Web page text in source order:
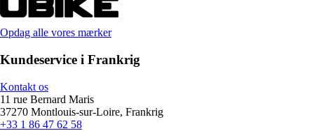
Opdag alle vores mærker
Kundeservice i Frankrig
Kontakt os
11 rue Bernard Maris
37270 Montlouis-sur-Loire, Frankrig
+33 1 86 47 62 58